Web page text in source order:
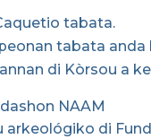
tabata.
tabata anda
di Kòrsou a
NAAM
di